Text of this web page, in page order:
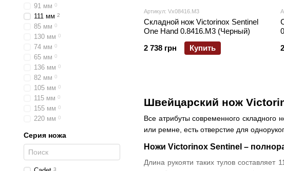
Швейцарский нож
Все атрибуты современного
или ремне, есть отверстие для
Ножи Victorinox Sentinel –
Длина рукояти таких тулов
Артикул: Vx08416.M3
Складной нож Victorinox Sentinel
One Hand 0.8416.M3 (Черный)
2 738 грн
Купить
91 мм 0
111 мм 2
85 мм 0
130 мм 0
74 мм 0
65 мм 0
136 мм 0
82 мм 0
105 мм 0
115 мм 0
155 мм 0
220 мм 0
Серия ножа
3